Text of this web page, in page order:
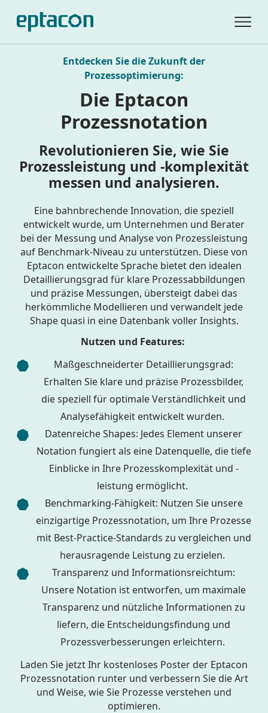
Entdecken Sie die Zukunft der
Prozessoptimierung:
Die Eptacon
Prozessnotation
Revolutionieren Sie, wie Sie
Prozessleistung und -komplexität
messen und analysieren.
Eine bahnbrechende Innovation, die speziell
entwickelt wurde, um Unternehmen und Berater
bei der Messung und Analyse von Prozessleistung
auf Benchmark-Niveau zu unterstützen. Diese von
Eptacon entwickelte Sprache bietet den idealen
Detaillierungsgrad für klare Prozessabbildungen
und präzise Messungen, übersteigt dabei das
herkömmliche Modellieren und verwandelt jede
Shape quasi in eine Datenbank voller Insights.
Nutzen und Features:
Maßgeschneiderter Detaillierungsgrad:
Erhalten Sie klare und präzise Prozessbilder,
die speziell für optimale Verständlichkeit und
Analysefähigkeit entwickelt wurden.
Datenreiche Shapes: Jedes Element unserer
Notation fungiert als eine Datenquelle, die tiefe
Einblicke in Ihre Prozesskomplexität und -
leistung ermöglicht.
Benchmarking-Fähigkeit: Nutzen Sie unsere
einzigartige Prozessnotation, um Ihre Prozesse
mit Best-Practice-Standards zu vergleichen und
herausragende Leistung zu erzielen.
Transparenz und Informationsreichtum:
Unsere Notation ist entworfen, um maximale
Transparenz und nützliche Informationen zu
liefern, die Entscheidungsfindung und
Prozessverbesserungen erleichtern.
Laden Sie jetzt Ihr kostenloses Poster der Eptacon
Prozessnotation runter und verbessern Sie die Art
und Weise, wie Sie Prozesse verstehen und
optimieren.